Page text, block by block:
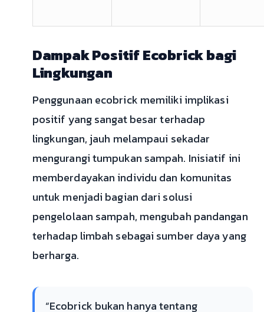
Dampak Positif Ecobrick bagi
Lingkungan
Penggunaan ecobrick memiliki implikasi
positif yang sangat besar terhadap
lingkungan, jauh melampaui sekadar
mengurangi tumpukan sampah. Inisiatif ini
memberdayakan individu dan komunitas
untuk menjadi bagian dari solusi
pengelolaan sampah, mengubah pandangan
terhadap limbah sebagai sumber daya yang
berharga.
“Ecobrick bukan hanya tentang